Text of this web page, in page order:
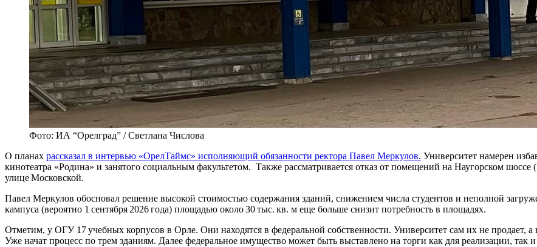
Фото: ИА “Орелград” / Светлана Числова
О планах рассказал в интервью «ОрелТаймс» исполняющий обязанности ректора Павел Меркулов. Университет намерен
кинотеатра «Родина» и занятого социальным факультетом. Также рассматривается отказ от помещений на Наугорском шоссе
улице Московской.
Павел Меркулов обосновал решение высокой стоимостью содержания зданий, снижением числа студентов и неполной
кампуса (вероятно 1 сентября 2026 года) площадью около 30 тыс. кв. м еще больше снизит потребность в площадях.
Отметим, у ОГУ 17 учебных корпусов в Орле. Они находятся в федеральной собственности. Университет сам их не продает,
Уже начат процесс по трем зданиям. Далее федеральное имущество может быть выставлено на торги как для реализации, так